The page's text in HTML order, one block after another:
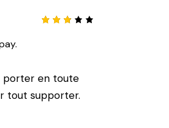
sur
notat
ions
clien
porter en toute
tout supporter.